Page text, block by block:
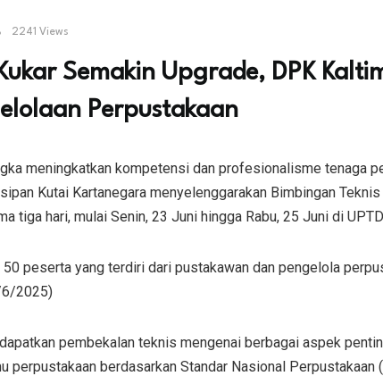
2241 Views
Semakin Upgrade, DPK
Perpustakaan
meningkatkan kompetensi dan profesionalisme tenaga
Kutai Kartanegara menyelenggarakan Bimbingan
tiga hari, mulai Senin, 23 Juni hingga Rabu, 25 Juni di
peserta yang terdiri dari pustakawan dan pengelola
6/2025)
pembekalan teknis mengenai berbagai aspek
perpustakaan berdasarkan Standar Nasional